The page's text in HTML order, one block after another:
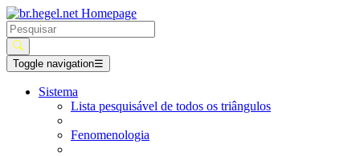
Toggle navigation☰
Sistema
Lista pesquisável de todos os triângulos
Fenomenologia